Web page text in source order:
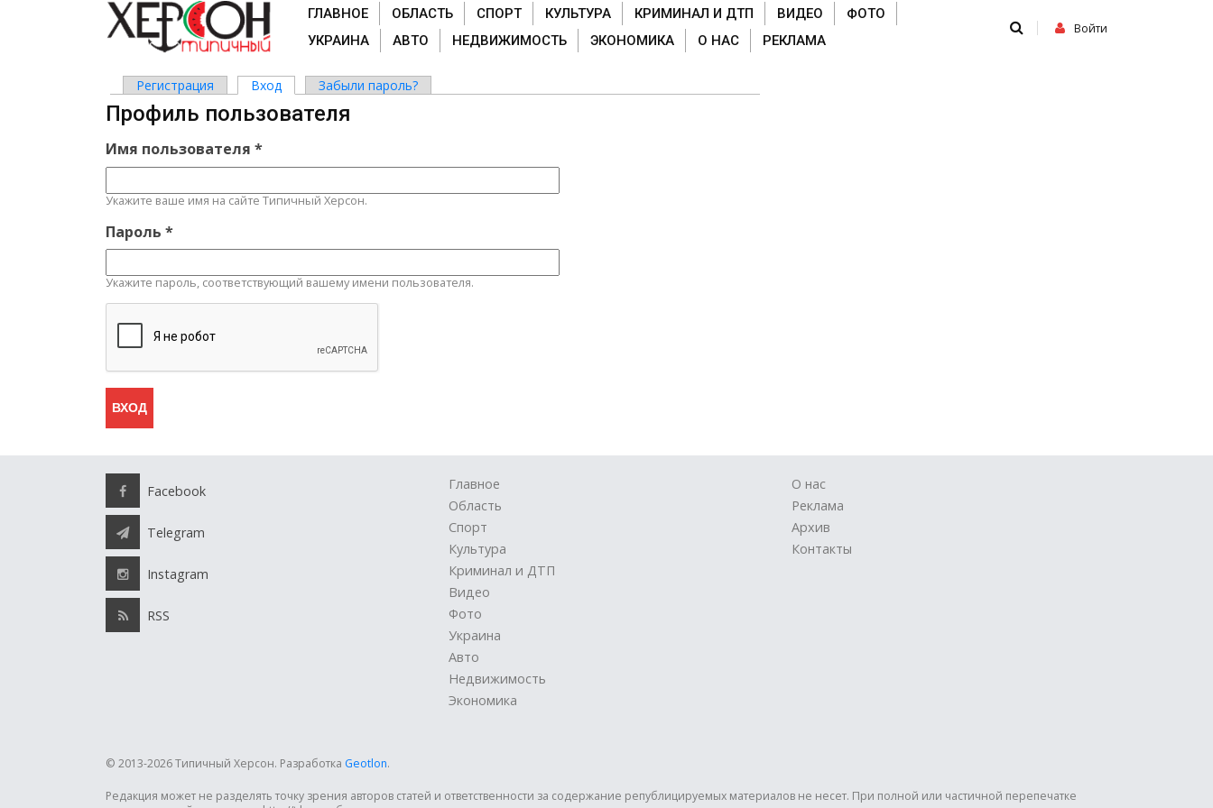
ГЛАВНОЕ ОБЛАСТЬ СПОРТ КУЛЬТУРА КРИМИНАЛ И ДТП ВИДЕО
ФОТО
УКРАИНА
АВТО НЕДВИЖИМОСТЬ ЭКОНОМИКА О НАС РЕКЛАМА
Войти
Главные вкладки
Регистрация Вход (активная вкладка)
Забыли пароль?
Профиль пользователя
Имя пользователя *
Укажите ваше имя на сайте Типичный Херсон.
Пароль *
Укажите пароль, соответствующий вашему имени пользователя.
Facebook
Telegram
Instagram
RSS
Главное
Область
Спорт
Культура
Криминал и ДТП
Видео
Фото
Украина
Авто
Недвижимость
Экономика
О нас
Реклама
Архив
Контакты
© 2013-2026 Типичный Херсон. Разработка Geotlon.
Редакция может не разделять точку зрения авторов статей и ответственности за содержание републицируемых материалов не несет. При полной или частичной перепечатке